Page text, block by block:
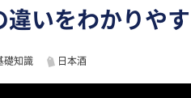
違いをわかりや
礎知識 日本酒